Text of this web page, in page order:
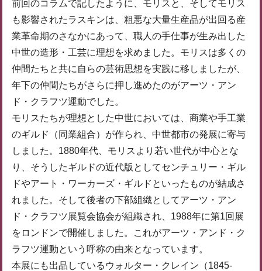
前回のコラムで記したように、モリスと、そしてモリス
も影響されたラスキンは、粗悪な大量生産品が出回る産
業革命期のさなかにあって、職人の手仕事が生み出した
中世の造形・工芸に理想を求めました。モリスは多くの
仲間たちと共に自らの芸術思想を実践に移しましたが、
年下の仲間たちがさらに押し進めたのがアーツ・アン
ド・クラフツ運動でした。
モリスたちが理想とした中世においては、商業や手工業
のギルド（同業組合）が作られ、中世都市の発展に寄与
しました。1880年代、モリスより若い世代が中心とな
り、そうしたギルドの近代版としてセンチュリー・ギル
ドやアート・ワーカーズ・ギルドといったものが結成さ
れました。そして後者の下部組織としてアーツ・アン
ド・クラフツ展覧会協会が組織され、1988年に第1回展
をロンドンで開催しました。これがアーツ・アンド・ク
ラフツ運動という呼称の由来となっています。
本展にも出品しているウォルター・クレイン（1845-